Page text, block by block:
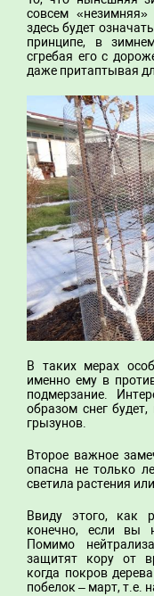
совсем
здесь будет
принципе, в
сгребая его с
даже притаптывая
В таких мерах
именно ему в
подмерзание.
образом снег
грызунов.
Второе важное
опасна не только
светила растения
Ввиду этого, как
конечно, если вы
Помимо
защитят кору от
когда покров
побелок – март, т.е.